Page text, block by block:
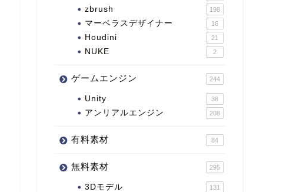
zbrush 198
マーベラスデザイナー 16
Houdini 21
NUKE 2
ゲームエンジン 244
Unity 38
アンリアルエンジン 208
有料素材 84
無料素材 295
3Dモデル 131